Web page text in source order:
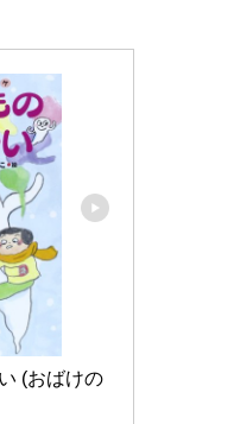
(おばけの